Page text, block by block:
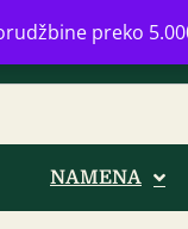
preko
+381 (0)11
NAMENA